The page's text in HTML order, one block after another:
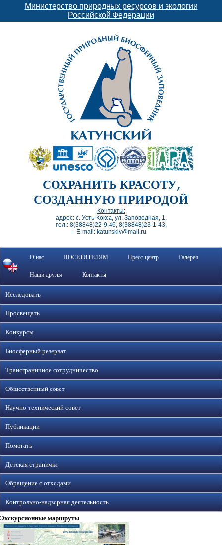
Министерство природных ресурсов и экологии
Российской Федерации
СОХРАНИТЬ КРАСОТУ,
СОЗДАННУЮ ПРИРОДОЙ
Контакты:
адрес: с. Усть-Кокса, ул. Заповедная, 1,
тел.: 8(38848)22-9-46, 8(38848)23-1-43,
E-mail: katunskiy@mail.ru
О нас ПОСЕТИТЕЛЯМ Пресс-центр Галерея
Наши друзья Контакты
Исследовать
Просвещать
Конкурсы
Биосферный резерват
Трансграничное сотрудничество
Общественный совет
Научно-технический совет
Публикации
Помогать
Детская страничка
Обращение с отходами
Контрольно-надзорная деятельность
Экскурсионные маршруты